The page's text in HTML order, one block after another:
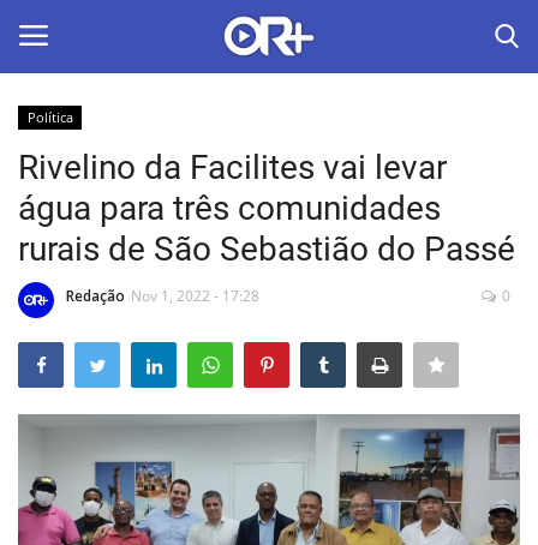
Home
Últimas
Economia
Política
Rivelino da Facilites vai levar
água para três comunidades
rurais de São Sebastião do Passé
Redação Nov 1, 2022 - 17:28 0